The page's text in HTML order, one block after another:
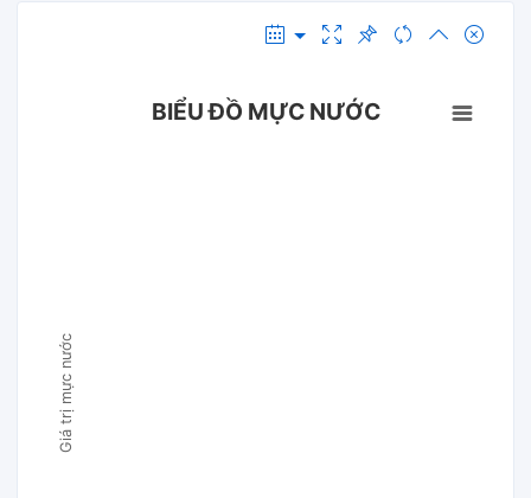
Giá trị mực nước
BIỂU ĐỒ MỰC NƯỚC